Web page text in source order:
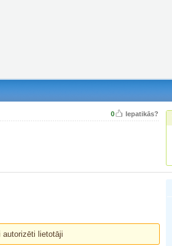
0 Iepatikās?
autorizēti lietotāji